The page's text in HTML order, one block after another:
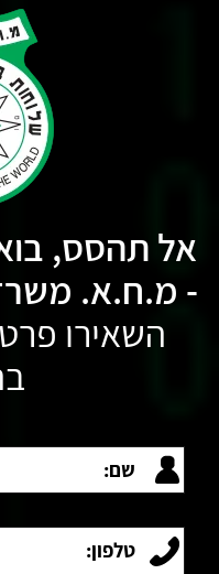
אל תהסס,
- מ.ח.א.
השאירו
שם:
טלפון: